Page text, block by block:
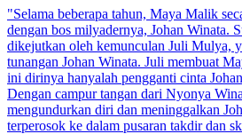
"Selama beberapa tahun, Maya Malik
dengan bos milyadernya, Johan Winata.
dikejutkan oleh kemunculan Juli Mulya,
tunangan Johan Winata. Juli membuat
ini dirinya hanyalah pengganti cinta
Dengan campur tangan dari Nyonya
mengundurkan diri dan meninggalkan
terperosok ke dalam pusaran takdir dan